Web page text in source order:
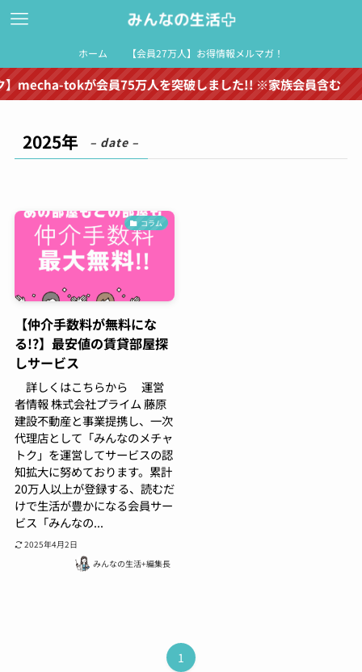
ホーム 【会員27万人】お得情報メルマガ！
mecha-tokが会員75万人を突破しました!! ※家族会員含む
2025年 – date –
コラム
【仲介手数料が無料にな
る!?】最安値の賃貸部屋探
しサービス
詳しくはこちらから 運営
者情報 株式会社プライム 藤原
建設不動産と事業提携し、一次
代理店として「みんなのメチャ
トク」を運営してサービスの認
知拡大に努めております。累計
20万人以上が登録する、読むだ
けで生活が豊かになる会員サー
ビス「みんなの...
2025年4月2日
みんなの生活+編集長
1